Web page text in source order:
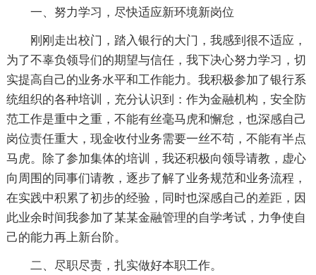
一、努力学习，尽快适应新环境新岗位
刚刚走出校门，踏入银行的大门，我感到很不适应，
为了不辜负领导们的期望与信任，我下决心努力学习，切
实提高自己的业务水平和工作能力。我积极参加了银行系
统组织的各种培训，充分认识到：作为金融机构，安全防
范工作是重中之重，不能有丝毫马虎和懈怠，也深感自己
岗位责任重大，现金收付业务需要一丝不苟，不能有半点
马虎。除了参加集体的培训，我还积极向领导请教，虚心
向周围的同事们请教，逐步了解了业务规范和业务流程，
在实践中积累了初步的经验，同时也深感自己的差距，因
此业余时间我参加了某某金融管理的自学考试，力争使自
己的能力再上新台阶。
二、尽职尽责，扎实做好本职工作。